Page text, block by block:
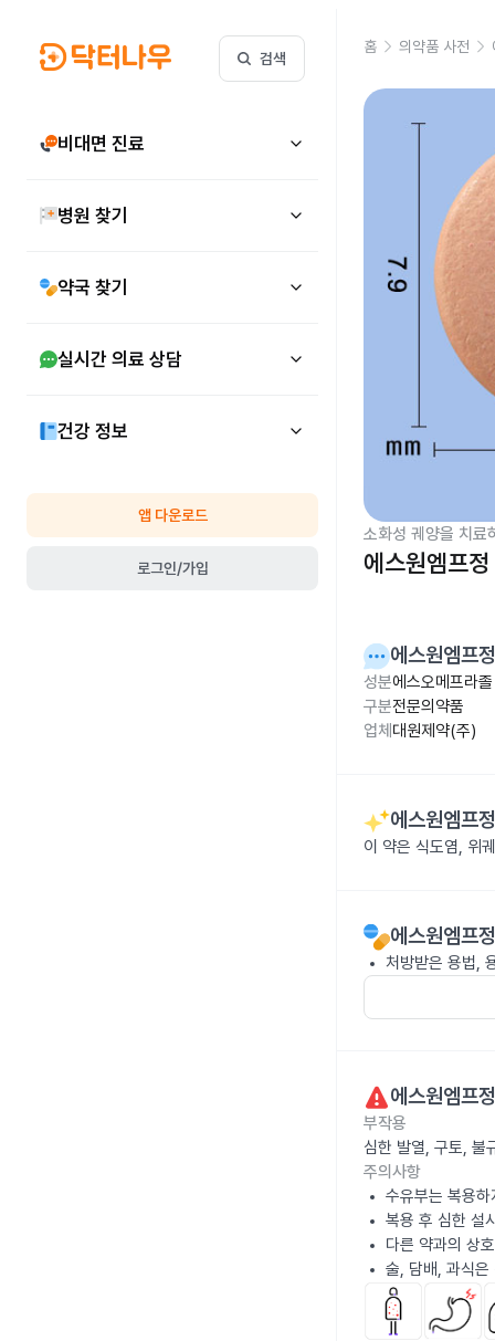
검색
비대면 진료
병원 찾기
약국 찾기
실시간 의료 상담
건강 정보
앱 다운로드
로그인/가입
홈 의약품 사전
소화성 궤양을 치료
에스원엠프
에스원엠프
성분에스오메프라
구분전문의약품
업체 대원제약(주)
에스원엠프
이 약은 식도염, 위
에스원엠프
처방받은 용법,
에스원엠프
부작용
심한 발열, 구토, 불
주의사항
수유부는 복용
복용 후 심한 설
다른 약과의 상
술, 담배, 과식은